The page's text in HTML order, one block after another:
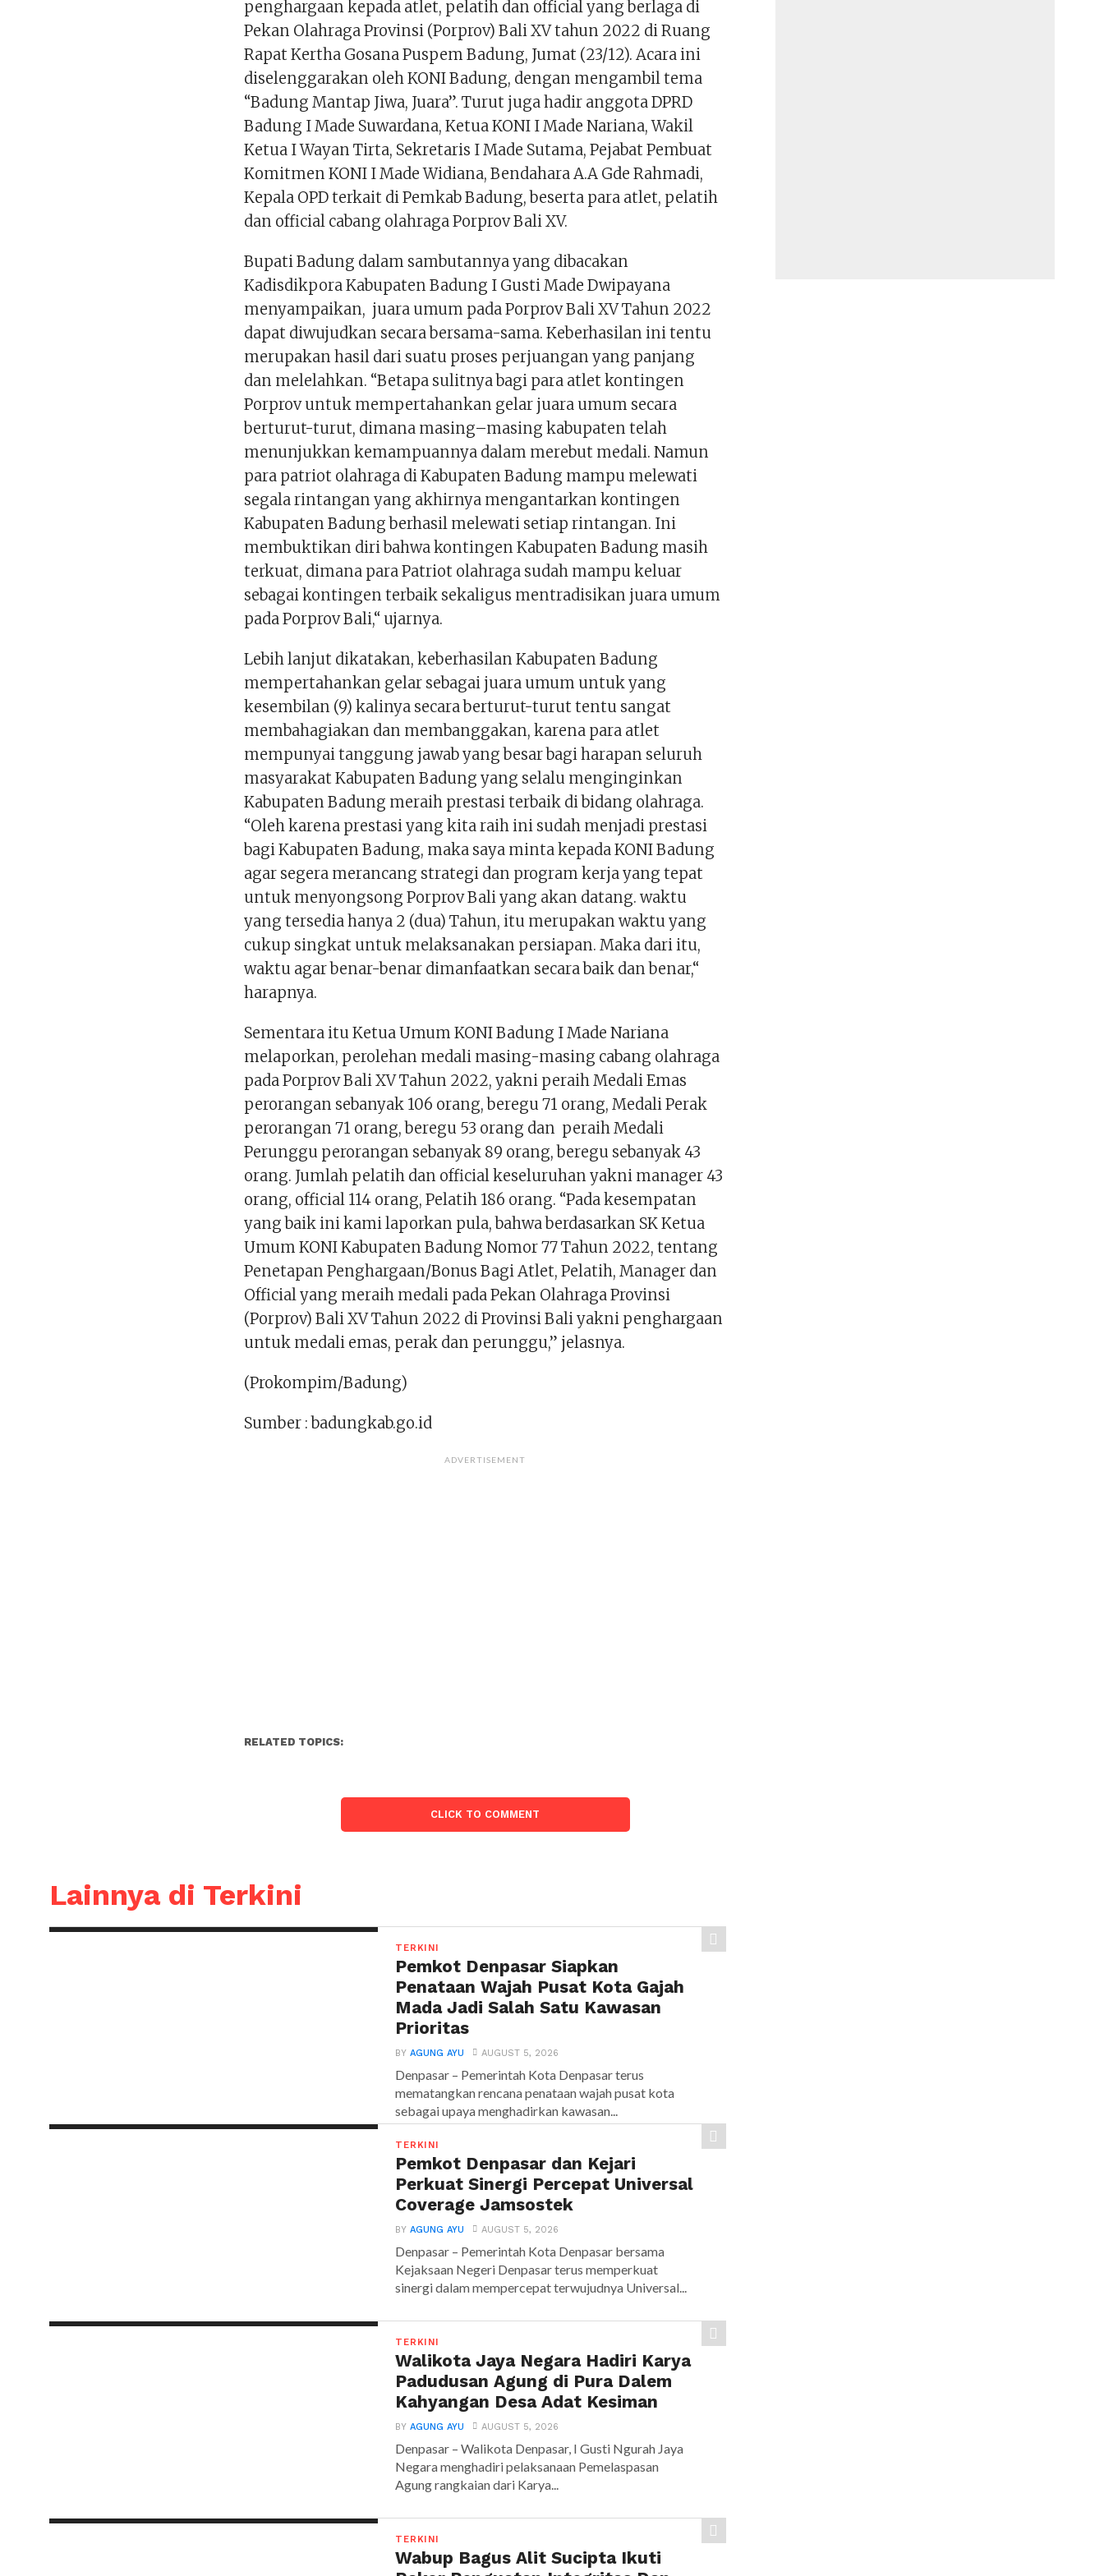
penghargaan kepada atlet, pelatih dan official yang berlaga di
Pekan Olahraga Provinsi (Porprov) Bali XV tahun 2022 di Ruang
Rapat Kertha Gosana Puspem Badung, Jumat (23/12). Acara ini
diselenggarakan oleh KONI Badung, dengan mengambil tema
“Badung Mantap Jiwa, Juara”. Turut juga hadir anggota DPRD
Badung I Made Suwardana, Ketua KONI I Made Nariana, Wakil
Ketua I Wayan Tirta, Sekretaris I Made Sutama, Pejabat Pembuat
Komitmen KONI I Made Widiana, Bendahara A.A Gde Rahmadi,
Kepala OPD terkait di Pemkab Badung, beserta para atlet, pelatih
dan official cabang olahraga Porprov Bali XV.
Bupati Badung dalam sambutannya yang dibacakan
Kadisdikpora Kabupaten Badung I Gusti Made Dwipayana
menyampaikan, juara umum pada Porprov Bali XV Tahun 2022
dapat diwujudkan secara bersama-sama. Keberhasilan ini tentu
merupakan hasil dari suatu proses perjuangan yang panjang
dan melelahkan. “Betapa sulitnya bagi para atlet kontingen
Porprov untuk mempertahankan gelar juara umum secara
berturut-turut, dimana masing–masing kabupaten telah
menunjukkan kemampuannya dalam merebut medali. Namun
para patriot olahraga di Kabupaten Badung mampu melewati
segala rintangan yang akhirnya mengantarkan kontingen
Kabupaten Badung berhasil melewati setiap rintangan. Ini
membuktikan diri bahwa kontingen Kabupaten Badung masih
terkuat, dimana para Patriot olahraga sudah mampu keluar
sebagai kontingen terbaik sekaligus mentradisikan juara umum
pada Porprov Bali,“ ujarnya.
Lebih lanjut dikatakan, keberhasilan Kabupaten Badung
mempertahankan gelar sebagai juara umum untuk yang
kesembilan (9) kalinya secara berturut-turut tentu sangat
membahagiakan dan membanggakan, karena para atlet
mempunyai tanggung jawab yang besar bagi harapan seluruh
masyarakat Kabupaten Badung yang selalu menginginkan
Kabupaten Badung meraih prestasi terbaik di bidang olahraga.
“Oleh karena prestasi yang kita raih ini sudah menjadi prestasi
bagi Kabupaten Badung, maka saya minta kepada KONI Badung
agar segera merancang strategi dan program kerja yang tepat
untuk menyongsong Porprov Bali yang akan datang. waktu
yang tersedia hanya 2 (dua) Tahun, itu merupakan waktu yang
cukup singkat untuk melaksanakan persiapan. Maka dari itu,
waktu agar benar-benar dimanfaatkan secara baik dan benar,“
harapnya.
Sementara itu Ketua Umum KONI Badung I Made Nariana
melaporkan, perolehan medali masing-masing cabang olahraga
pada Porprov Bali XV Tahun 2022, yakni peraih Medali Emas
perorangan sebanyak 106 orang, beregu 71 orang, Medali Perak
perorangan 71 orang, beregu 53 orang dan peraih Medali
Perunggu perorangan sebanyak 89 orang, beregu sebanyak 43
orang. Jumlah pelatih dan official keseluruhan yakni manager 43
orang, official 114 orang, Pelatih 186 orang. “Pada kesempatan
yang baik ini kami laporkan pula, bahwa berdasarkan SK Ketua
Umum KONI Kabupaten Badung Nomor 77 Tahun 2022, tentang
Penetapan Penghargaan/Bonus Bagi Atlet, Pelatih, Manager dan
Official yang meraih medali pada Pekan Olahraga Provinsi
(Porprov) Bali XV Tahun 2022 di Provinsi Bali yakni penghargaan
untuk medali emas, perak dan perunggu,” jelasnya.
(Prokompim/Badung)
Sumber : badungkab.go.id
ADVERTISEMENT
RELATED TOPICS:
CLICK TO COMMENT
Lainnya di Terkini
TERKINI
Pemkot Denpasar Siapkan
Penataan Wajah Pusat Kota Gajah
Mada Jadi Salah Satu Kawasan
Prioritas
BYAGUNG AYU AUGUST 5, 2026
Denpasar – Pemerintah Kota Denpasar terus
mematangkan rencana penataan wajah pusat kota
sebagai upaya menghadirkan kawasan...
TERKINI
Pemkot Denpasar dan Kejari
Perkuat Sinergi Percepat Universal
Coverage Jamsostek
BYAGUNG AYU AUGUST 5, 2026
Denpasar – Pemerintah Kota Denpasar bersama
Kejaksaan Negeri Denpasar terus memperkuat
sinergi dalam mempercepat terwujudnya Universal...
TERKINI
Walikota Jaya Negara Hadiri Karya
Padudusan Agung di Pura Dalem
Kahyangan Desa Adat Kesiman
BYAGUNG AYU AUGUST 5, 2026
Denpasar – Walikota Denpasar, I Gusti Ngurah Jaya
Negara menghadiri pelaksanaan Pemelaspasan
Agung rangkaian dari Karya...
TERKINI
Wabup Bagus Alit Sucipta Ikuti